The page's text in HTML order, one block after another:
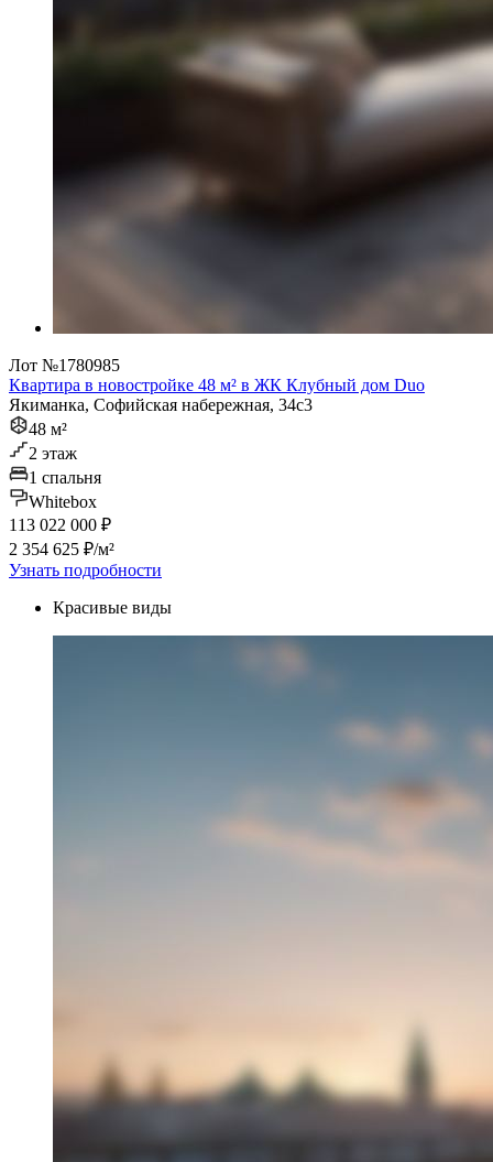
Лот №1780985
Квартира в новостройке 48 м² в ЖК Клубный дом Duo
Якиманка, Софийская набережная, 34с3
48 м²
2 этаж
1 спальня
Whitebox
113 022 000 ₽
2 354 625 ₽/м²
Узнать подробности
Красивые виды